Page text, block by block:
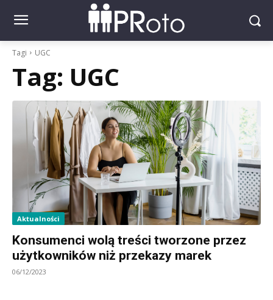
Tagi UGC
Tag: UGC
Aktualności
Konsumenci wolą treści tworzone przez
użytkowników niż przekazy marek
06/12/2023